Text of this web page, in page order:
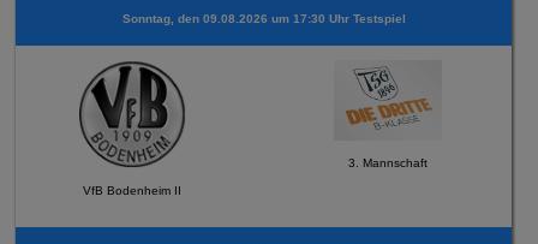
Sonntag, den 09.08.2026 um 17:30 Uhr Testspiel
VfB Bodenheim II
3. Mannschaft